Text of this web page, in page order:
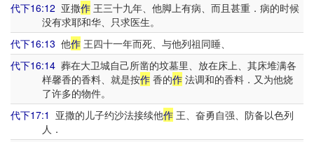
代下16:12 亚撒作 王三十九年、他脚上有病、而且甚重．病的时候
没有求耶和华、只求医生。
代下16:13 他作 王四十一年而死、与他列祖同睡、
代下16:14 葬在大卫城自己所凿的坟墓里、放在床上、其床堆满各
样馨香的香料、就是按作香的作法调和的香料．又为他烧
了许多的物件。
代下17:1 亚撒的儿子约沙法接续他作 王、奋勇自强、防备以色列
人．